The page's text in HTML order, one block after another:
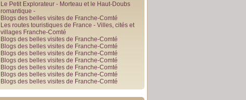
Le Petit Explorateur - Morteau et le Haut-Doubs
romantique -
Blogs des belles visites de Franche-Comté
Les routes touristiques de France - Villes, cités et
villages Franche-Comté
Blogs des belles visites de Franche-Comté
Blogs des belles visites de Franche-Comté
Blogs des belles visites de Franche-Comté
Blogs des belles visites de Franche-Comté
Blogs des belles visites de Franche-Comté
Blogs des belles visites de Franche-Comté
Blogs des belles visites de Franche-Comté